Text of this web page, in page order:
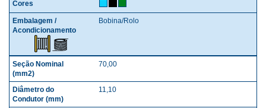
Bobina/Rolo
70,00
11,10